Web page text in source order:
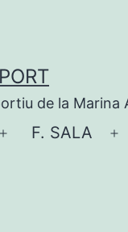
de la
Abrir
F. SALA